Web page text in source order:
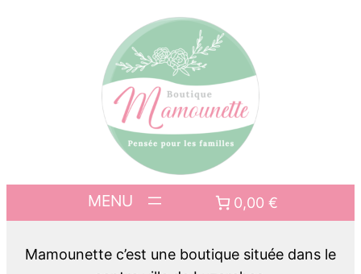
0,00 €
Mamounette c’est une boutique située dans le